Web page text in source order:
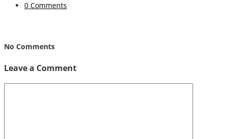
0 Comments
No Comments
Leave a Comment